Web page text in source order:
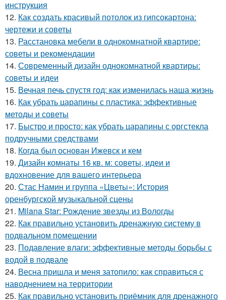
инструкция
12. Как создать красивый потолок из гипсокартона:
чертежи и советы
13. Расстановка мебели в однокомнатной квартире:
советы и рекомендации
14. Современный дизайн однокомнатной квартиры:
советы и идеи
15. Вечная печь спустя год: как изменилась наша жизнь
16. Как убрать царапины с пластика: эффективные
методы и советы
17. Быстро и просто: как убрать царапины с оргстекла
подручными средствами
18. Когда был основан Ижевск и кем
19. Дизайн комнаты 16 кв. м: советы, идеи и
вдохновение для вашего интерьера
20. Стас Намин и группа «Цветы»: История
оренбургской музыкальной сцены
21. Milana Star: Рождение звезды из Вологды
22. Как правильно установить дренажную систему в
подвальном помещении
23. Подавление влаги: эффективные методы борьбы с
водой в подвале
24. Весна пришла и меня затопило: как справиться с
наводнением на территории
25. Как правильно установить приёмник для дренажного